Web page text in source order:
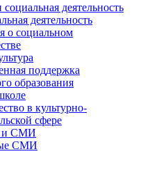
деятельность
деятельность
о социальном
поддержка
образования
в культурно-
сфере
и СМИ
СМИ